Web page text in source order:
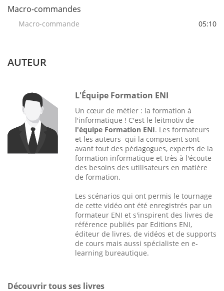
Macro-commandes
Macro-commande 05:10
AUTEUR
L'Équipe Formation ENI
Un cœur de métier : la formation à
l'informatique ! C'est le leitmotiv de
l'équipe Formation ENI. Les formateurs
et les auteurs qui la composent sont
avant tout des pédagogues, experts de la
formation informatique et très à l'écoute
des besoins des utilisateurs en matière
de formation.
Les scénarios qui ont permis le tournage
de cette vidéo ont été enregistrés par un
formateur ENI et s'inspirent des livres de
référence publiés par Editions ENI,
éditeur de livres, de vidéos et de supports
de cours mais aussi spécialiste en e-
learning bureautique.
Découvrir tous ses livres